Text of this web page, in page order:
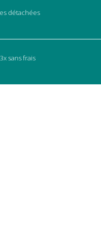
détachées
sans frais